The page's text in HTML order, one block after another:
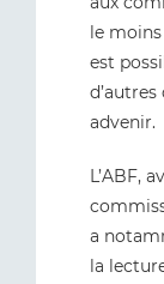
le
est
advenir.
L’ABF,
a
la